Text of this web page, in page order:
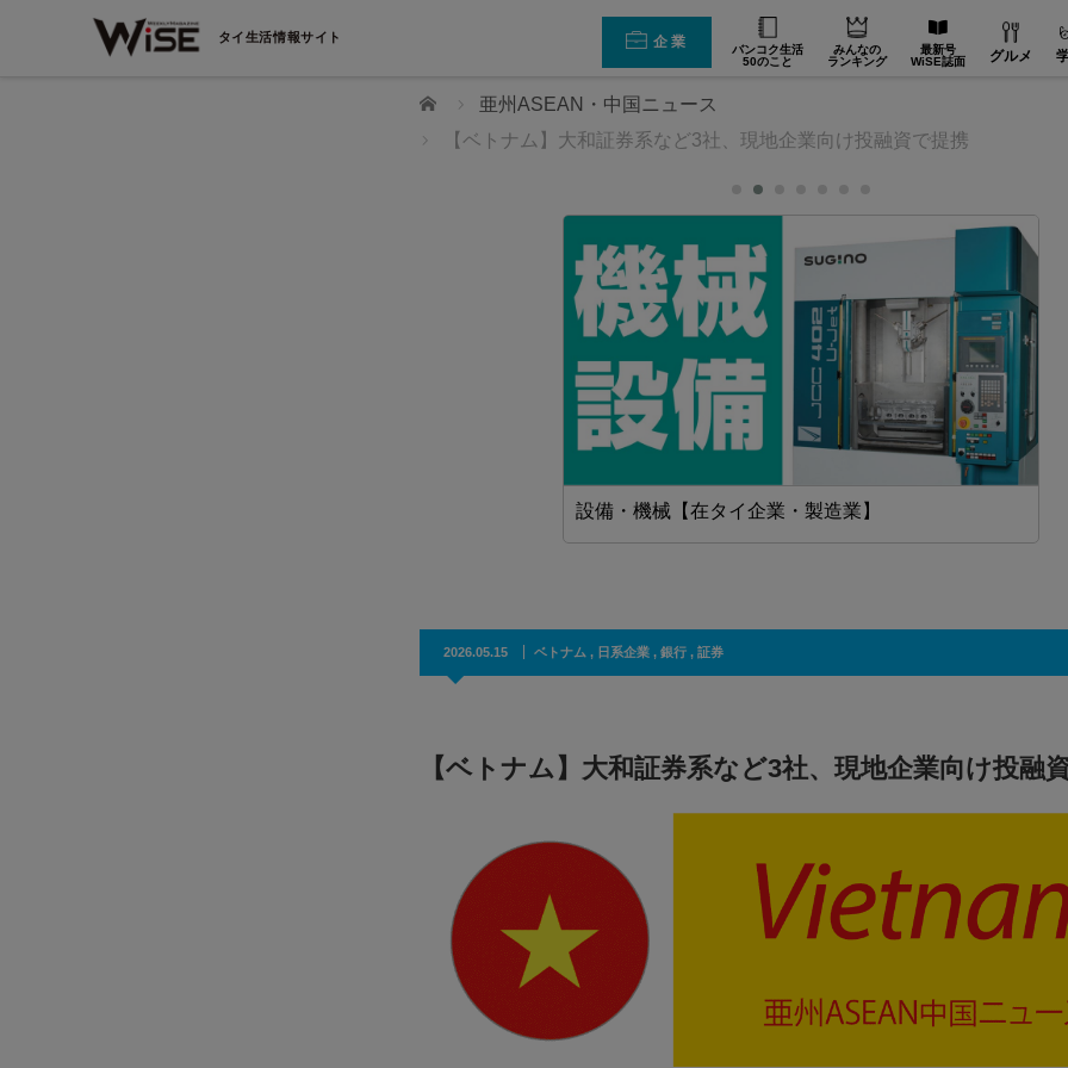
タイ生活情報サイト 企業
バンコク生活
50のこと
みんなの
ランキング
最新号
WiSE誌面
グルメ
ホーム
亜州ASEAN・中国ニュース
【ベトナム】大和証券系など3社、現地企業向け投融資で提携
設備・機械【在タイ企業・製造業】
2026.05.15 ベトナム , 日系企業 , 銀行 , 証券
【ベトナム】大和証券系など3社、現地企業向け投融